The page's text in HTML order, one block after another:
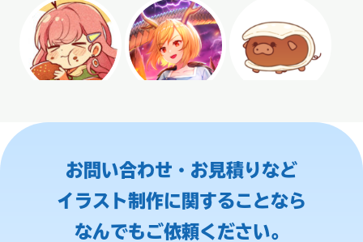
お問い合わせ・お見積りなど
イラスト制作に関することなら
なんでもご依頼ください。